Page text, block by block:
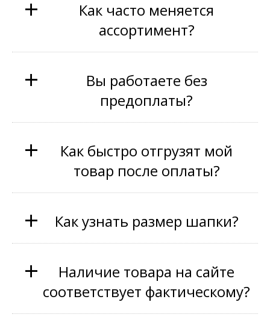
+
Как часто меняется
ассортимент?
+
Вы работаете без
предоплаты?
+
Как быстро отгрузят мой
товар после оплаты?
+ Как узнать размер шапки?
+
Наличие товара на сайте
соответствует фактическому?